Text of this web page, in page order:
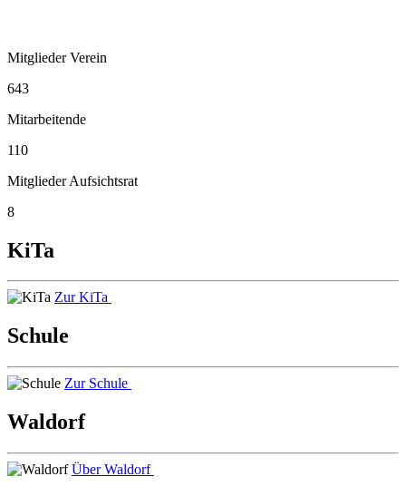
Mitglieder Verein
643
Mitarbeitende
110
Mitglieder Aufsichtsrat
8
KiTa
Zur KiTa
Schule
Zur Schule
Waldorf
Über Waldorf